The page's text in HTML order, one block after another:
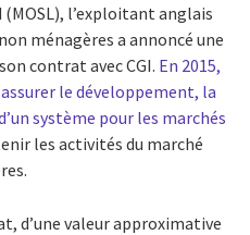
l’exploitant anglais
ménagères a annoncé une
contrat avec CGI. En 2015,
le développement, la
système pour les marchés
les activités du marché
d’une valeur approximative